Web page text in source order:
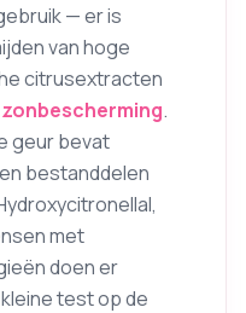
— er is
van hoge
citrusextracten
zonbescherming.
geur bevat
bestanddelen
met
doen er
test op de